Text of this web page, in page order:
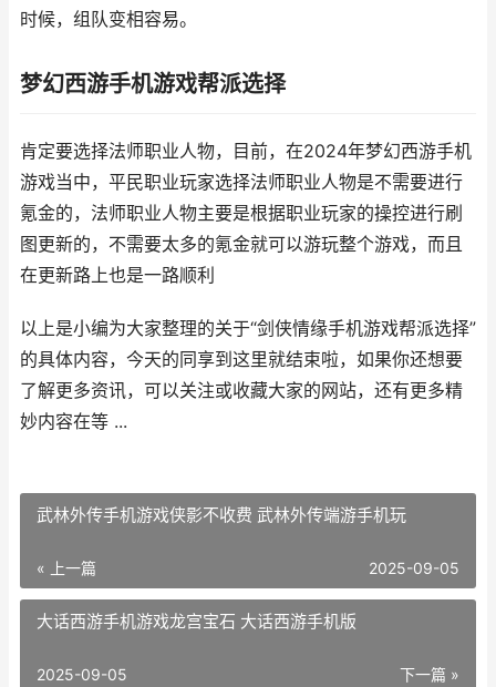
时候，组队变相容易。
梦幻西游手机游戏帮派选择
肯定要选择法师职业人物，目前，在2024年梦幻西游手机
游戏当中，平民职业玩家选择法师职业人物是不需要进行
氪金的，法师职业人物主要是根据职业玩家的操控进行刷
图更新的，不需要太多的氪金就可以游玩整个游戏，而且
在更新路上也是一路顺利
以上是小编为大家整理的关于“剑侠情缘手机游戏帮派选择”
的具体内容，今天的同享到这里就结束啦，如果你还想要
了解更多资讯，可以关注或收藏大家的网站，还有更多精
妙内容在等 ...
武林外传手机游戏侠影不收费 武林外传端游手机玩
« 上一篇 2025-09-05
大话西游手机游戏龙宫宝石 大话西游手机版
下一篇 »
2025-09-05